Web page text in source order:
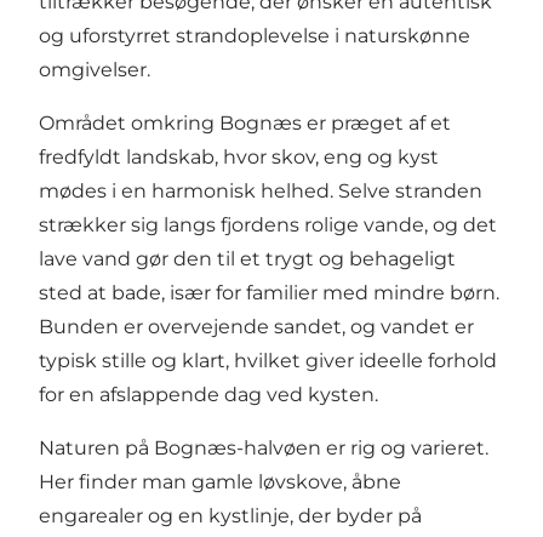
og uforstyrret strandoplevelse i naturskønne
omgivelser.
Området omkring Bognæs er præget af et
fredfyldt landskab, hvor skov, eng og kyst
mødes i en harmonisk helhed. Selve stranden
strækker sig langs fjordens rolige vande, og det
lave vand gør den til et trygt og behageligt
sted at bade, især for familier med mindre børn.
Bunden er overvejende sandet, og vandet er
typisk stille og klart, hvilket giver ideelle forhold
for en afslappende dag ved kysten.
Naturen på Bognæs-halvøen er rig og varieret.
Her finder man gamle løvskove, åbne
engarealer og en kystlinje, der byder på